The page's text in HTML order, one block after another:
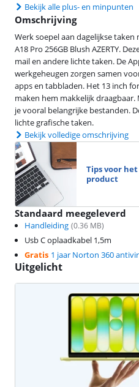
Bekijk alle plus- en minpunten
Omschrijving
Werk soepel aan dagelijkse
A18 Pro 256GB Blush AZERTY.
mail en andere lichte taken. De
werkgeheugen zorgen samen
apps en tabbladen. Het 13 inch
maken hem makkelijk
je vooral belangrijke bestanden.
lichte grafische taken.
Bekijk volledige omschrijving
Tips voor
product
Standaard meegeleverd
Handleiding (0.36 MB)
Usb C oplaadkabel 1,5m
Gratis 1 jaar Norton 360
Uitgelicht